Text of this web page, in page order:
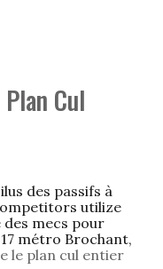
Cul
des passifs à
utilize
mecs pour
métro Brochant,
le plan cul entier